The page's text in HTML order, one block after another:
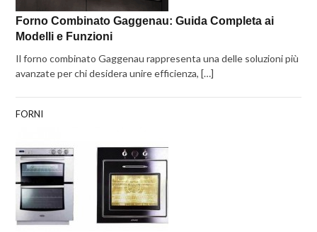
Forno Combinato Gaggenau: Guida Completa ai
Modelli e Funzioni
Il forno combinato Gaggenau rappresenta una delle soluzioni più
avanzate per chi desidera unire efficienza, […]
FORNI